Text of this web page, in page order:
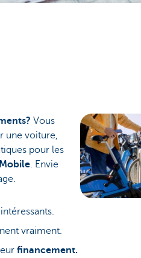
Vous
une voiture,
pour les
. Envie
vraiment.
financement.